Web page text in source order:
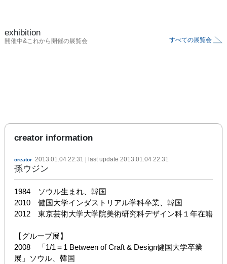
exhibition
開催中&これから開催の展覧会 すべての展覧会
creator information
creator 2013.01.04 22:31 | last update 2013.01.04 22:31
孫ウジン
1984　ソウル生まれ、韓国
2010　健国大学インダストリアル学科卒業、韓国
2012　東京芸術大学大学院美術研究科デザイン科１年在籍
【グループ展】
2008　「1/1＝1 Between of Craft & Design健国大学卒業
展」ソウル、韓国